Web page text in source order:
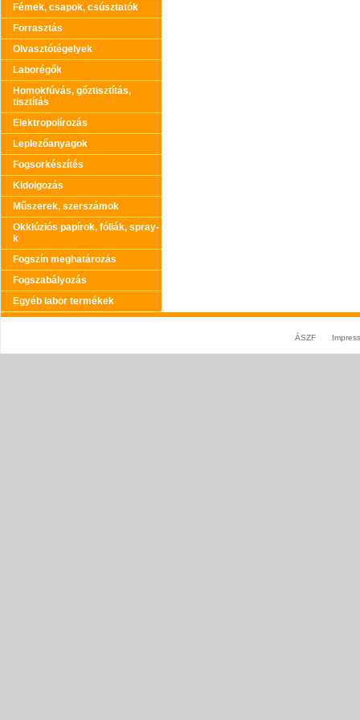
Fémek, csapok, csúsztatók
Forrasztás
Olvasztótégelyek
Laborégők
Homokfúvás, gőztisztítás,
tisztítás
Elektropolírozás
Leplezőanyagok
Fogsorkészítés
Kidolgozás
Műszerek, szerszámok
Okklúziós papírok, fóliák, spray-
k
Fogszín meghatározás
Fogszabályozás
Egyéb labor termékek
ÁSZF